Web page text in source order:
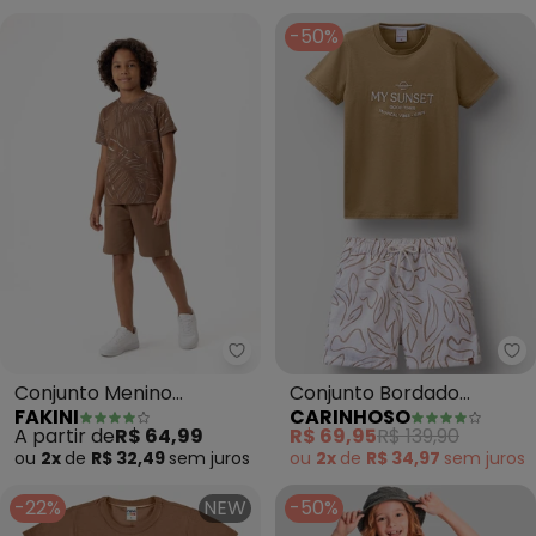
Fakini - Conjunto Menino
Conjunto Menino
Camiseta e Bermuda
(Marrom)
FAKINI
A partir deR$ 64,99
ou 2x de R$ 32,49 sem juros
-50%
Conjunto Bordado
(Cáqui)
CARINHOSO
R$ 69,95R$ 139,90
ou 2x de R$ 34,97 sem juros
-22% NEW -50%